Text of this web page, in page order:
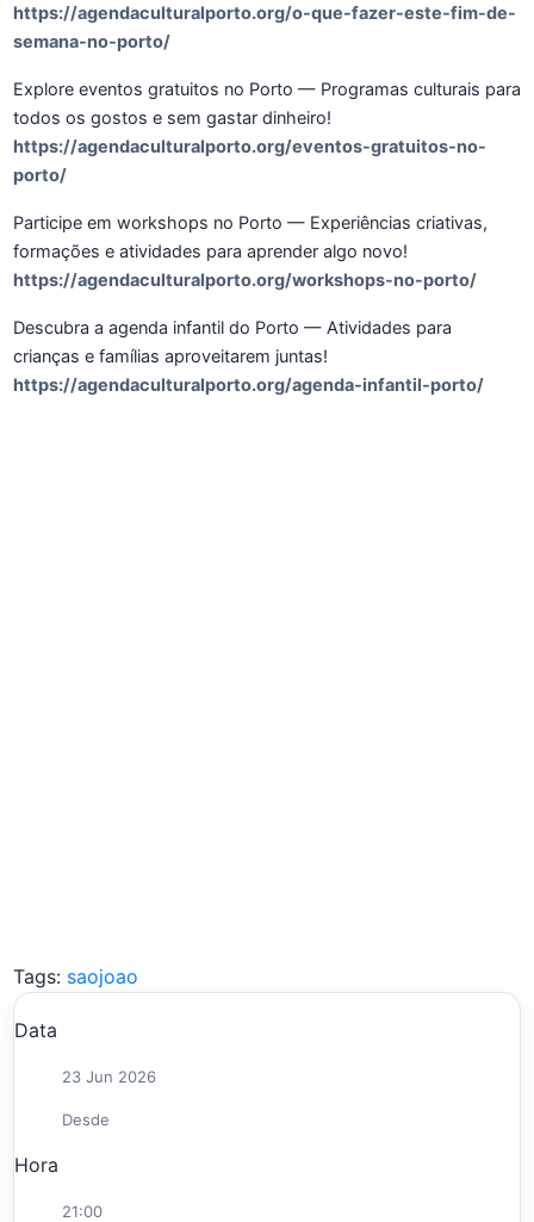
https://agendaculturalporto.org/o-que-fazer-este-fim-de-
semana-no-porto/
Explore eventos gratuitos no Porto — Programas culturais para
todos os gostos e sem gastar dinheiro!
https://agendaculturalporto.org/eventos-gratuitos-no-
porto/
Participe em workshops no Porto — Experiências criativas,
formações e atividades para aprender algo novo!
https://agendaculturalporto.org/workshops-no-porto/
Descubra a agenda infantil do Porto — Atividades para
crianças e famílias aproveitarem juntas!
https://agendaculturalporto.org/agenda-infantil-porto/
Tags: saojoao
Data
23 Jun 2026
Desde
Hora
21:00